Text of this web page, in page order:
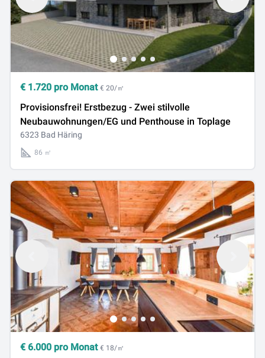
€ 1.720 pro Monat € 20/㎡
Provisionsfrei! Erstbezug - Zwei stilvolle
Neubauwohnungen/EG und Penthouse in Toplage
6323 Bad Häring
86 ㎡
€ 6.000 pro Monat € 18/㎡